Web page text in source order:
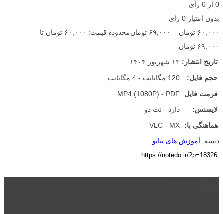
0 از 0 رأی
بدون امتیاز 0 رای
۶۰,۰۰۰ تومان – ۶۹,۰۰۰ تومان
محدوده قیمت: ۶۰,۰۰۰ تومان تا
۶۹,۰۰۰ تومان
تاریخ انتشار: ۱۳ شهریور ۱۴۰۴
حجم فایل:
120 مگابایت - 4 مگابایت
فرمت فایل
MP4 (1080P) - PDF
لایسنس:
دارد - نت دو
هماهنگی با:
VLC - MX
دسته: آموزش های پیانو